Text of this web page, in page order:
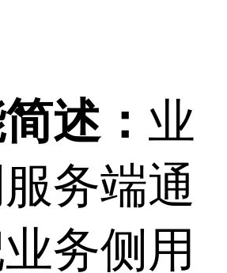
述： 业
务端通
务侧用